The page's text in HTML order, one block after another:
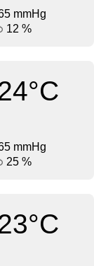
mmHg
12 %
mmHg
25 %